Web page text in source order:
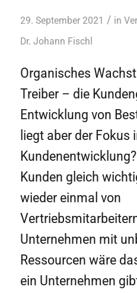
29. September 2021 / in
Dr. Johann Fischl
Organisches
Treiber – die
Entwicklung von
liegt aber der Fokus
Kunden gleich
wieder einmal von
Unternehmen mit
Ressourcen wäre
ein Unternehmen